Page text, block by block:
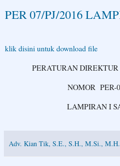
PER 07/PJ/2016
klik disini untuk download file
PERATURAN
NOMOR PER-
LAMPIRAN I
Adv. Kian Tik, S.E., S.H., M.Si.,